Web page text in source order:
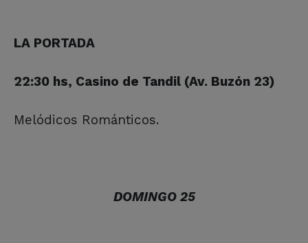
LA PORTADA
22:30 hs, Casino de Tandil (Av. Buzón 23)
Melódicos Románticos.
DOMINGO 25